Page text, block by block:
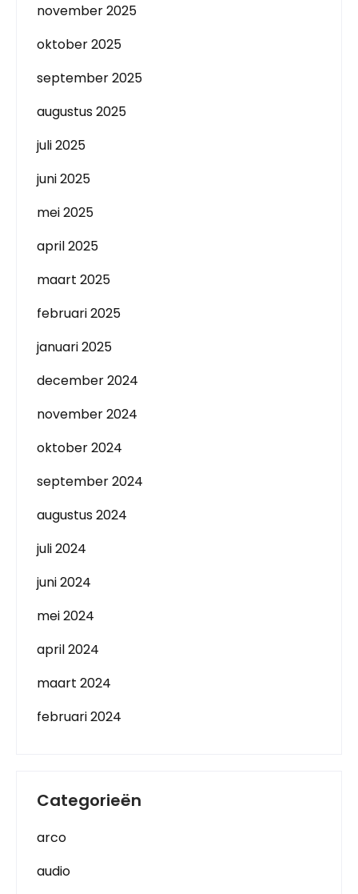
november 2025
oktober 2025
september 2025
augustus 2025
juli 2025
juni 2025
mei 2025
april 2025
maart 2025
februari 2025
januari 2025
december 2024
november 2024
oktober 2024
september 2024
augustus 2024
juli 2024
juni 2024
mei 2024
april 2024
maart 2024
februari 2024
Categorieën
arco
audio